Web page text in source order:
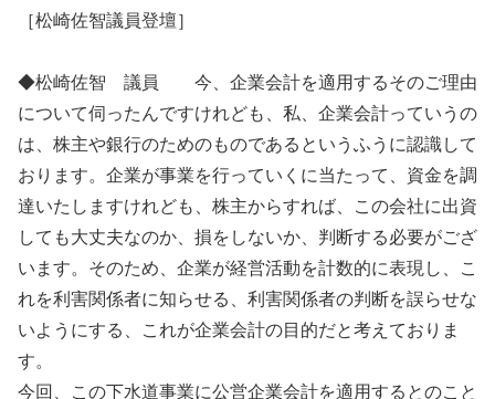
［松崎佐智議員登壇］
◆松崎佐智 議員 今、企業会計を適用するそのご理由
について伺ったんですけれども、私、企業会計っていうの
は、株主や銀行のためのものであるというふうに認識して
おります。企業が事業を行っていくに当たって、資金を調
達いたしますけれども、株主からすれば、この会社に出資
しても大丈夫なのか、損をしないか、判断する必要がござ
います。そのため、企業が経営活動を計数的に表現し、こ
れを利害関係者に知らせる、利害関係者の判断を誤らせな
いようにする、これが企業会計の目的だと考えておりま
す。
今回、この下水道事業に公営企業会計を適用するとのこと